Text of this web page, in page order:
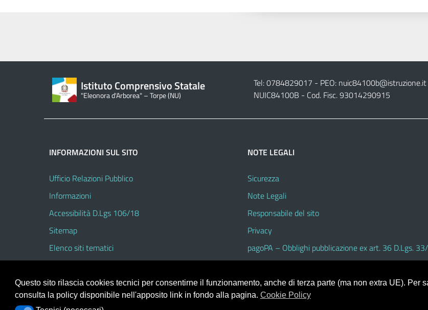
Istituto Comprensivo Statale
"Eleonora d'Arborea" – Torpe (NU)
Tel: 0784829017 - PEO: nuic84100b@istruzione.it
NUIC84100B - Cod. Fisc. 93014290915
INFORMAZIONI SUL SITO
Ufficio Relazioni Pubblico
Informazioni
Accessibilità D.Lgs 106/18
Sitemap
Elenco siti tematici
NOTE LEGALI
Sicurezza
Note Legali
Responsabile del sito
Privacy
pagoPA – Obblighi pubblicazione ex art. 36 D.Lgs.
Portale realizzato con la piattaforma
Questo sito rilascia cookies tecnici per consentirne il funzionamento, anche di terza parte (ma non extra UE). Per
consulta la policy disponibile nell'apposito link in fondo alla pagina. Cookie Policy